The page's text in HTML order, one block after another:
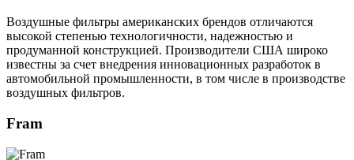
Воздушные фильтры американских брендов отличаются
высокой степенью технологичности, надежностью и
продуманной конструкцией. Производители США широко
известны за счет внедрения инновационных разработок в
автомобильной промышленности, в том числе в производстве
воздушных фильтров.
Fram